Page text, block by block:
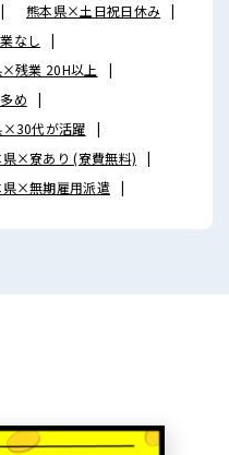
熊本県×土日祝日休み
なし
残業 20H以上
め
×30代が活躍
県×寮あり (寮費無料)
県×無期雇用派遣